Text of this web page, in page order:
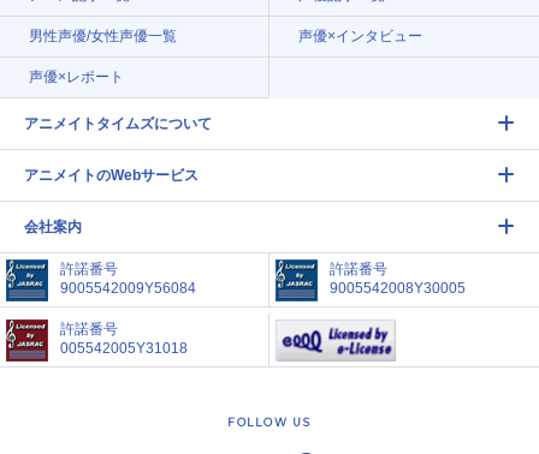
男性声優/女性声優一覧 声優×インタビュー
声優×レポート
アニメイトタイムズについて
アニメイトのWebサービス
会社案内
許諾番号
9005542009Y56084
許諾番号
9005542008Y30005
許諾番号
005542005Y31018
FOLLOW US